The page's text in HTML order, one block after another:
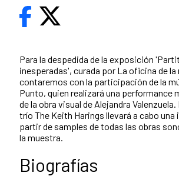
Para la despedida de la exposición
inesperadas', curada por La oficina de la
contaremos con la participación de la
Punto, quien realizará una performance
de la obra visual de Alejandra
trío The Keith Harings llevará a cabo
partir de samples de todas las obras
la muestra.
Biografías